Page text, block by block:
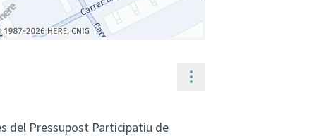
Controls de recursos
del Pressupost Participatiu de